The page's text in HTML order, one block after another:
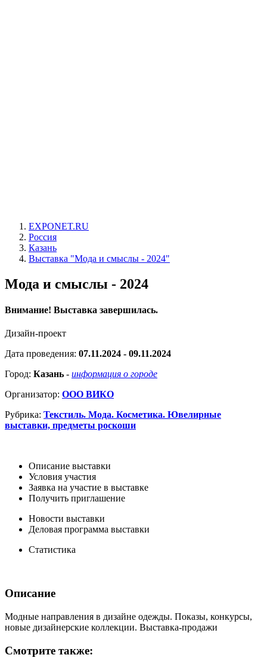
EXPONET.RU
Россия
Казань
Выставка "Мода и смыслы - 2024"
Мода и смыслы - 2024
Внимание! Выставка завершилась.
Дизайн-проект
Дата проведения: 07.11.2024 - 09.11.2024
Город: Казань - информация о городе
Организатор: ООО ВИКО
Рубрика: Текстиль. Мода. Косметика. Ювелирные
выставки, предметы роскоши
Описание выставки
Условия участия
Заявка на участие в выставке
Получить приглашение
Новости выставки
Деловая программа выставки
Статистика
Описание
Модные направления в дизайне одежды. Показы, конкурсы,
новые дизайнерские коллекции. Выставка-продажи
Смотрите также: